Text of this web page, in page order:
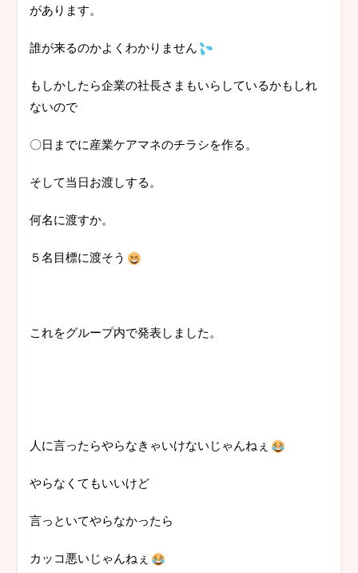
があります。
誰が来るのかよくわかりません
もしかしたら企業の社長さまもいらしているかもしれ
ないので
〇日までに産業ケアマネのチラシを作る。
そして当日お渡しする。
何名に渡すか。
５名目標に渡そう
これをグループ内で発表しました。
人に言ったらやらなきゃいけないじゃんねぇ
やらなくてもいいけど
言っといてやらなかったら
カッコ悪いじゃんねぇ